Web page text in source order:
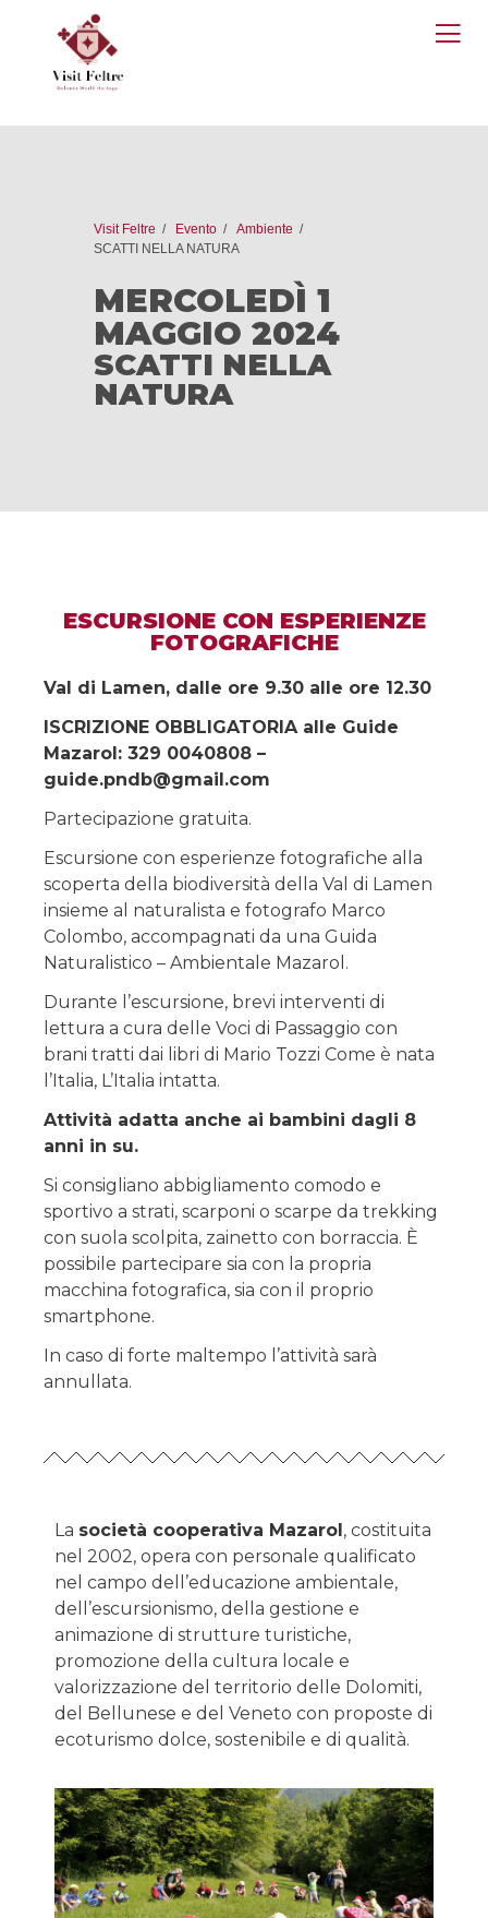
Visit Feltre Evento
Ambiente
SCATTI NELLA NATURA
MERCOLEDÌ 1
MAGGIO 2024
SCATTI NELLA
NATURA
ESCURSIONE CON ESPERIENZE
FOTOGRAFICHE
Val di Lamen, dalle ore 9.30 alle ore 12.30
ISCRIZIONE OBBLIGATORIA alle Guide
Mazarol: 329 0040808 –
guide.pndb@gmail.com
Partecipazione gratuita.
Escursione con esperienze fotografiche alla
scoperta della biodiversità della Val di Lamen
insieme al naturalista e fotografo Marco
Colombo, accompagnati da una Guida
Naturalistico – Ambientale Mazarol.
Durante l’escursione, brevi interventi di
lettura a cura delle Voci di Passaggio con
brani tratti dai libri di Mario Tozzi Come è nata
l’Italia, L’Italia intatta.
Attività adatta anche ai bambini dagli 8
anni in su.
Si consigliano abbigliamento comodo e
sportivo a strati, scarponi o scarpe da trekking
con suola scolpita, zainetto con borraccia. È
possibile partecipare sia con la propria
macchina fotografica, sia con il proprio
smartphone.
In caso di forte maltempo l’attività sarà
annullata.
La società cooperativa Mazarol , costituita
nel 2002, opera con personale qualificato
nel campo dell’educazione ambientale,
dell’escursionismo, della gestione e
animazione di strutture turistiche,
promozione della cultura locale e
valorizzazione del territorio delle Dolomiti,
del Bellunese e del Veneto con proposte di
ecoturismo dolce, sostenibile e di qualità.